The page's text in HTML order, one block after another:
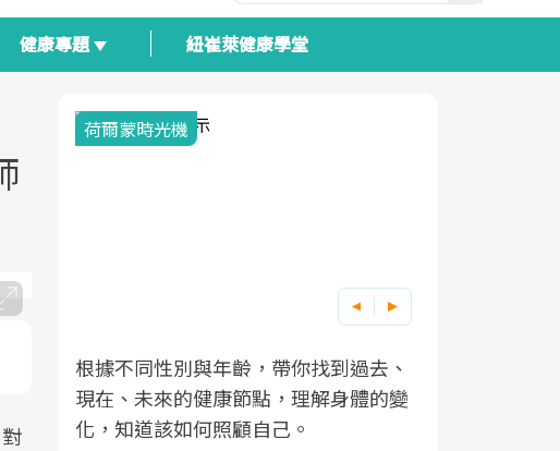
健康專題 紐崔萊健康學堂
荷爾蒙時光機
根據不同性別與年齡，帶你找到過去、
現在、未來的健康節點，理解身體的變
化，知道該如何照顧自己。